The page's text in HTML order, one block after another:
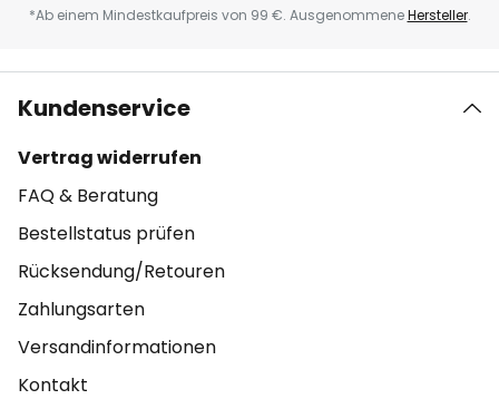
*Ab einem Mindestkaufpreis von 99 €. AusgenommeneHersteller.
Kundenservice
Vertrag widerrufen
FAQ & Beratung
Bestellstatus prüfen
Rücksendung/Retouren
Zahlungsarten
Versandinformationen
Kontakt